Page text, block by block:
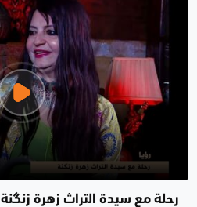
رحلة مع سيدة التراث زهرة زنگنة